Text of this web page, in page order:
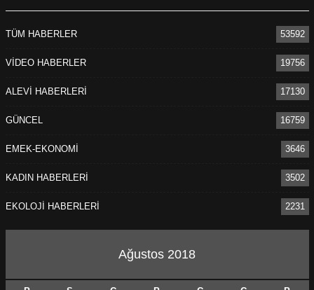
TÜM HABERLER 53592
VİDEO HABERLER 19756
ALEVİ HABERLERİ 17130
GÜNCEL 16759
EMEK-EKONOMİ 3646
KADIN HABERLERİ 3502
EKOLOJİ HABERLERİ 2231
Ağustos 2018